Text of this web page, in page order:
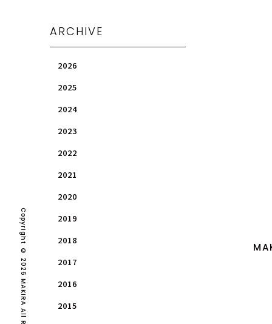
ARCHIVE
2026
2025
2024
2023
2022
2021
2020
2019
2018
2017
2016
2015